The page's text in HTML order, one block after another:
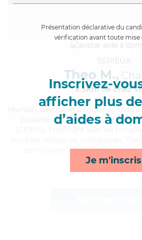
Présentation déclarative du
vérification avant toute mise
Inscrivez-
afficher plus
d’aides à
Je m'inscris
SÉRIEUX
Theo M.,
à 5km de chez
, dévoué et minutieux, Theo a
possède un diplôme d'État
de mobilité, lessive/repassage,
courses/livraison*